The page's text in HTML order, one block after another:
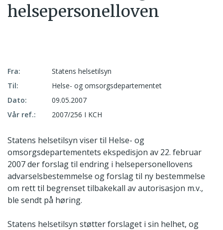
helsepersonelloven
Fra:
Statens helsetilsyn
Til:
Helse- og omsorgsdepartementet
Dato:
09.05.2007
Vår ref.:
2007/256 I KCH
Statens helsetilsyn viser til Helse- og
omsorgsdepartementets ekspedisjon av 22. februar
2007 der forslag til endring i helsepersonellovens
advarselsbestemmelse og forslag til ny bestemmelse
om rett til begrenset tilbakekall av autorisasjon m.v.,
ble sendt på høring.
Statens helsetilsyn støtter forslaget i sin helhet, og